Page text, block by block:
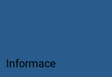
Informace